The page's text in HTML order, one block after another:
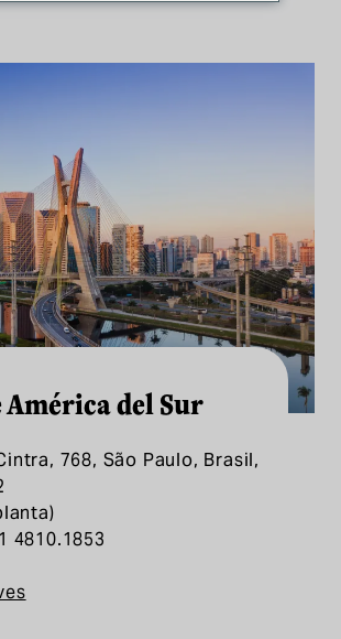
América del Sur
768, São Paulo, Brasil,
4810.1853